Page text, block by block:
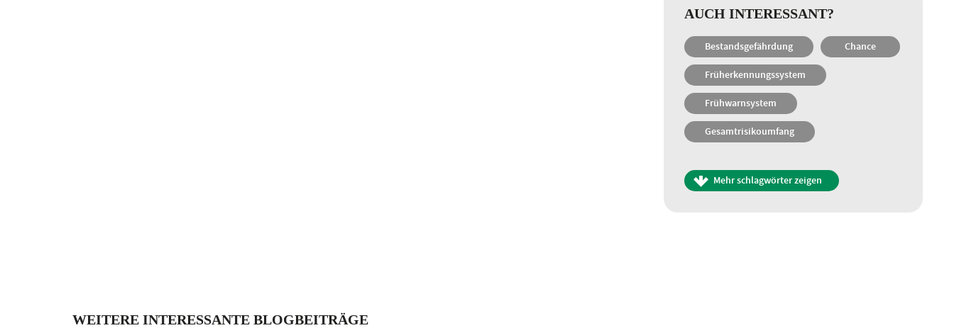
AUCH INTERESSANT?
Bestandsgefährdung
Chance
Früherkennungssystem
Frühwarnsystem
Gesamtrisikoumfang
Geschäftsmodell
Insolvenz
Mehr schlagwörter zeigen
WEITERE INTERESSANTE BLOGBEITRÄGE